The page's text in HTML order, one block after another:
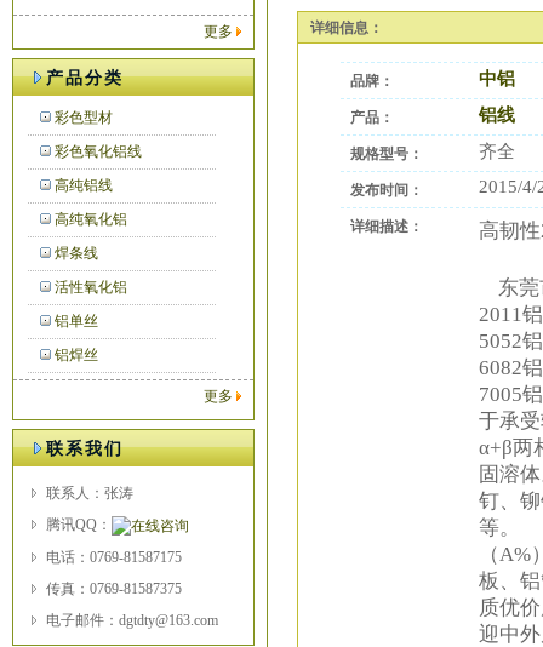
更多
产品分类
彩色型材
彩色氧化铝线
高纯铝线
高纯氧化铝
焊条线
活性氧化铝
铝单丝
铝焊丝
更多
联系我们
联系人：张涛
腾讯QQ：
电话：0769-81587175
传真：0769-81587375
电子邮件：dgtdty@163.com
详细信息：
品牌： 中铝
产品： 铝线
规格型号： 齐全
发布时间： 2015/4/
详细描述： 高韧
东莞
2011
5052
6082
7005
于承
α+β两
固溶
钉、
等。
（
板、
质优
迎中